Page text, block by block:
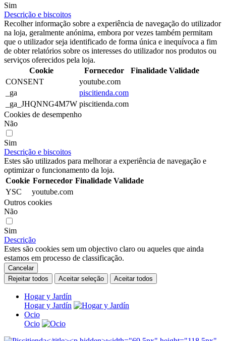
Sim
Descrição e biscoitos
Recolher informação sobre a experiência de navegação do utilizador
na loja, geralmente anónima, embora por vezes também permitam
que o utilizador seja identificado de forma única e inequívoca a fim
de obter relatórios sobre os interesses do utilizador nos produtos ou
serviços oferecidos pela loja.
Cookie
Fornecedor Finalidade Validade
CONSENT
youtube.com
_ga
piscitienda.com
_ga_JHQNNG4M7W piscitienda.com
Cookies de desempenho
Não
Sim
Descrição e biscoitos
Estes são utilizados para melhorar a experiência de navegação e
optimizar o funcionamento da loja.
Cookie Fornecedor Finalidade Validade
YSC
youtube.com
Outros cookies
Não
Sim
Descrição
Estes são cookies sem um objectivo claro ou aqueles que ainda
estamos em processo de classificação.
Cancelar
Rejeitar todos
Aceitar seleção Aceitar todos
Hogar y Jardín
Hogar y Jardín
Ocio
Ocio